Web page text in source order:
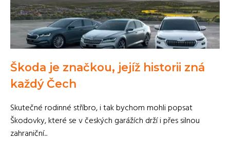
Škoda je značkou, jejíž historii zná
každý Čech
Skutečné rodinné stříbro, i tak bychom mohli popsat
Škodovky, které se v českých garážích drží i přes silnou
zahraniční...